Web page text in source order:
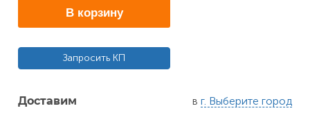
В корзину
Запросить КП
Доставим в г. Выберите город